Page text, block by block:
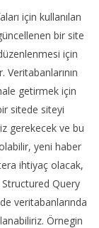
için kullanılan
bir site
için
Veritabanlarının
getirmek için
sitede siteyi
gerekecek ve bu
yeni haber
ihtiyaç olacak,
Structured Query
veritabanlarında
Örnegin